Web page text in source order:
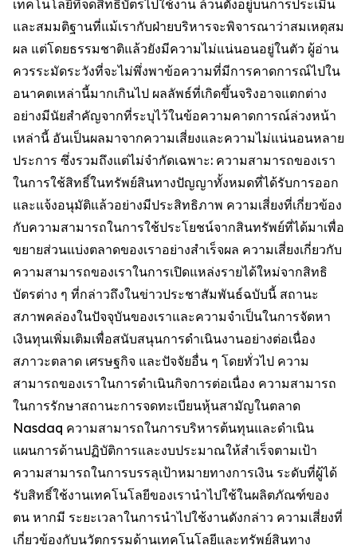
เทคโนโลยีที่จดสิทธิบัตรไปใช้งาน ล้วนตั้งอยู่บนการประเมิน
และสมมติฐานที่แม้เรากับฝ่ายบริหารจะพิจารณาว่าสมเหตุสม
ผล แต่โดยธรรมชาติแล้วยังมีความไม่แน่นอนอยู่ในตัว ผู้อ่าน
ควรระมัดระวังที่จะไม่พึ่งพาข้อความที่มีการคาดการณ์ไปใน
อนาคตเหล่านี้มากเกินไป ผลลัพธ์ที่เกิดขึ้นจริงอาจแตกต่าง
อย่างมีนัยสำคัญจากที่ระบุไว้ในข้อความคาดการณ์ล่วงหน้า
เหล่านี้ อันเป็นผลมาจากความเสี่ยงและความไม่แน่นอนหลาย
ประการ ซึ่งรวมถึงแต่ไม่จำกัดเฉพาะ: ความสามารถของเรา
ในการใช้สิทธิ์ในทรัพย์สินทางปัญญาทั้งหมดที่ได้รับการออก
และแจ้งอนุมัติแล้วอย่างมีประสิทธิภาพ ความเสี่ยงที่เกี่ยวข้อง
กับความสามารถในการใช้ประโยชน์จากสินทรัพย์ที่ได้มาเพื่อ
ขยายส่วนแบ่งตลาดของเราอย่างสำเร็จผล ความเสี่ยงเกี่ยวกับ
ความสามารถของเราในการเปิดแหล่งรายได้ใหม่จากสิทธิ
บัตรต่าง ๆ ที่กล่าวถึงในข่าวประชาสัมพันธ์ฉบับนี้ สถานะ
สภาพคล่องในปัจจุบันของเราและความจำเป็นในการจัดหา
เงินทุนเพิ่มเติมเพื่อสนับสนุนการดำเนินงานอย่างต่อเนื่อง
สภาวะตลาด เศรษฐกิจ และปัจจัยอื่น ๆ โดยทั่วไป ความ
สามารถของเราในการดำเนินกิจการต่อเนื่อง ความสามารถ
ในการรักษาสถานะการจดทะเบียนหุ้นสามัญในตลาด
Nasdaq ความสามารถในการบริหารต้นทุนและดำเนิน
แผนการด้านปฏิบัติการและงบประมาณให้สำเร็จตามเป้า
ความสามารถในการบรรลุเป้าหมายทางการเงิน ระดับที่ผู้ได้
รับสิทธิ์ใช้งานเทคโนโลยีของเรานำไปใช้ในผลิตภัณฑ์ของ
ตน หากมี ระยะเวลาในการนำไปใช้งานดังกล่าว ความเสี่ยงที่
เกี่ยวข้องกับนวัตกรรมด้านเทคโนโลยีและทรัพย์สินทาง